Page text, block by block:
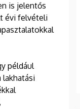
is jelentős
évi felvételi
például